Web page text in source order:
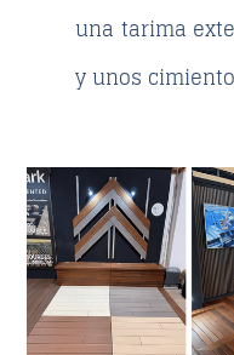
una tarima
y unos